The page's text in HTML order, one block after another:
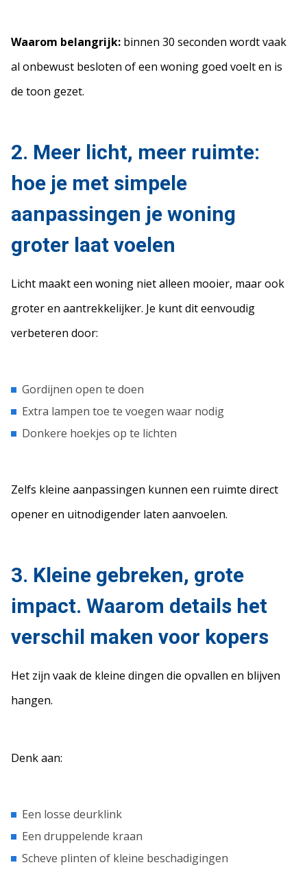
Waarom belangrijk: binnen 30 seconden wordt vaak
al onbewust besloten of een woning goed voelt en is
de toon gezet.
2. Meer licht, meer ruimte:
hoe je met simpele
aanpassingen je woning
groter laat voelen
Licht maakt een woning niet alleen mooier, maar ook
groter en aantrekkelijker. Je kunt dit eenvoudig
verbeteren door:
Gordijnen open te doen
Extra lampen toe te voegen waar nodig
Donkere hoekjes op te lichten
Zelfs kleine aanpassingen kunnen een ruimte direct
opener en uitnodigender laten aanvoelen.
3. Kleine gebreken, grote
impact. Waarom details het
verschil maken voor kopers
Het zijn vaak de kleine dingen die opvallen en blijven
hangen.
Denk aan:
Een losse deurklink
Een druppelende kraan
Scheve plinten of kleine beschadigingen